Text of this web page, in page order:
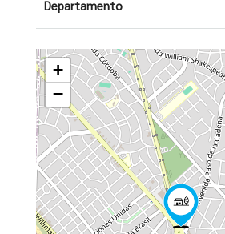
Departamento
+
−